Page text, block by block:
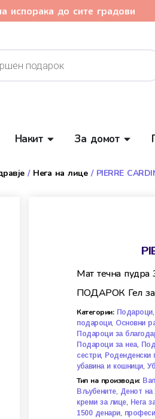
испорака до сите градови
Накит За домот
/ Нега на лице/ PIERRE
Мат течна пудра
ПОДАРОК Гел
Категории: Подароци,
подароци, Основни
Подароци за
Подароци за неа,
сестри, Роденденски
убавина и кошници,
Тип на производи:
Вљубените, Денот на
креми за лице, Нега
1500 денари,